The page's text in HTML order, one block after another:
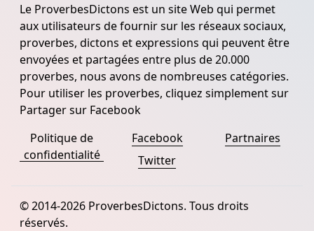
Le ProverbesDictons est un site Web qui permet
aux utilisateurs de fournir sur les réseaux sociaux,
proverbes, dictons et expressions qui peuvent être
envoyées et partagées entre plus de 20.000
proverbes, nous avons de nombreuses catégories.
Pour utiliser les proverbes, cliquez simplement sur
Partager sur Facebook
Politique de
confidentialité
Facebook
Twitter
Partnaires
© 2014-2026 ProverbesDictons. Tous droits
réservés.